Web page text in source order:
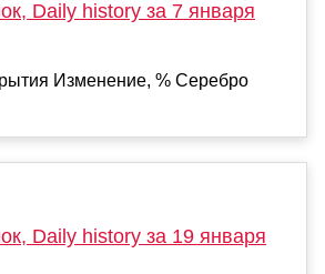
Daily history за 7 января
Изменение, % Серебро
Daily history за 19 января